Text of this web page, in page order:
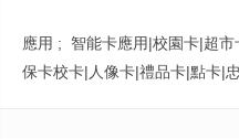
應用 ; 智能卡應用|校園卡|超
保卡校卡|人像卡|禮品卡|點卡|